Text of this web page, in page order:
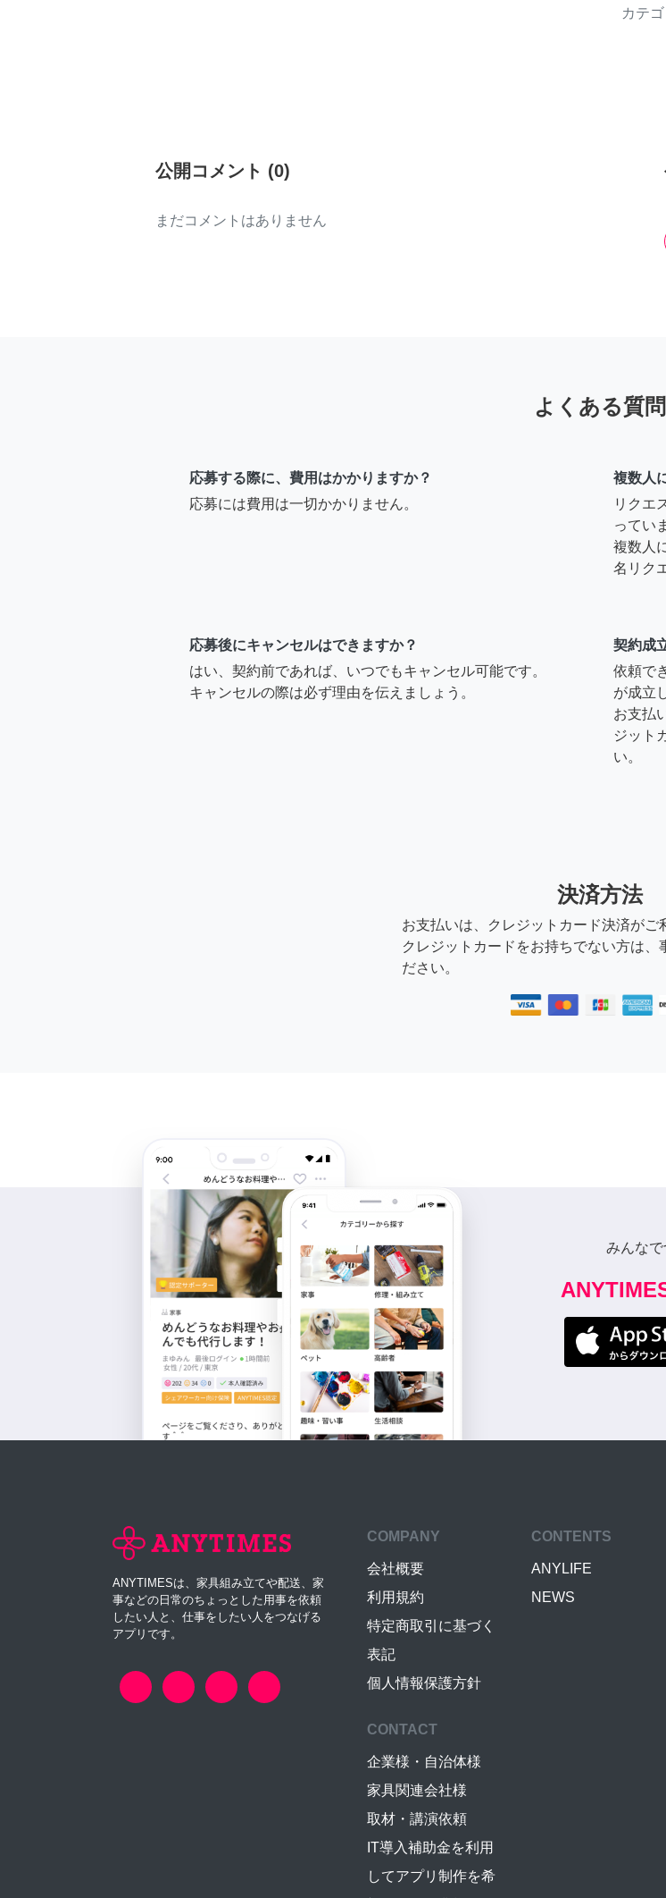
カテ
公開コメント (0)
まだコメントはありません
よくある質問
応募する際に、費用はかかりますか？
応募には費用は一切かかりません。
複数人
リクエ
ってい
複数人
名リク
応募後にキャンセルはできますか？
はい、契約前であれば、いつでもキャンセル可能です。
キャンセルの際は必ず理由を伝えましょう。
契約成
依頼で
が成立
お支払
ジット
い。
決済方法
お支払いは、クレジットカード決済がご
クレジットカードをお持ちでない方は、
ださい。
みんなで
ANYTIMESは、家具組み立てや配送、家
事などの日常のちょっとした用事を依頼
したい人と、仕事をしたい人をつなげる
アプリです。
COMPANY
会社概要
利用規約
特定商取引に基づく
表記
個人情報保護方針
CONTENTS
ANYLIFE
NEWS
CONTACT
企業様・自治体様
家具関連会社様
取材・講演依頼
IT導入補助金を利用
してアプリ制作を希